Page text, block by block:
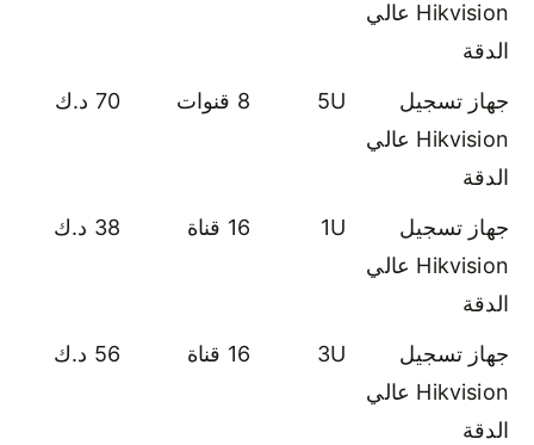
Hikvision عالي
الدقة
جهاز تسجيل
Hikvision عالي
الدقة
5U 8 قنوات 70 د.ك
جهاز تسجيل
Hikvision عالي
الدقة
1U 16 قناة 38 د.ك
جهاز تسجيل
Hikvision عالي
الدقة
3U 16 قناة 56 د.ك